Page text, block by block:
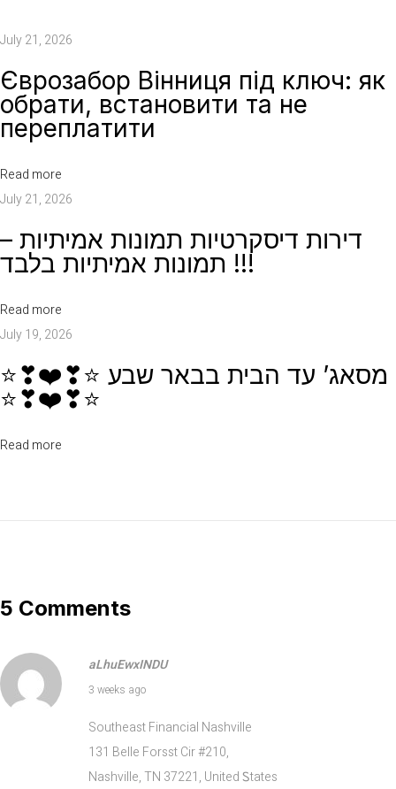
ס
ר
ט
ת
ב
ר
ם
–
ל
ה
ר
ן
u
s
July 21, 2026
Єврозабор Вінниця під ключ: як
обрати, встановити та не
переплатити
Read more
July 21, 2026
דירות דיסקרטיות תמונות אמיתיות –
תמונות אמיתיות בלבד !!!
Read more
July 19, 2026
⭐❣❤️❣⭐ מסאג’ עד הבית בבאר שבע
⭐❣❤️❣⭐
Read more
5 Comments
aLhuEwxINDU
3 weeks agoJuly 14, 2026
Southeast Financial Nashville
131 Belle Forsst Cir #210,
Nashville, TN 37221, United Ꮪtates